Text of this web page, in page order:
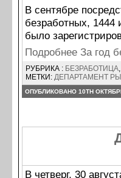
В сентябре
безработных,
было
Подробнее За год
РУБРИКА : БЕЗРАБОТИЦА,
МЕТКИ: ДЕПАРТАМЕНТ
ОПУБЛИКОВАНО 10TH
В четверг, 30